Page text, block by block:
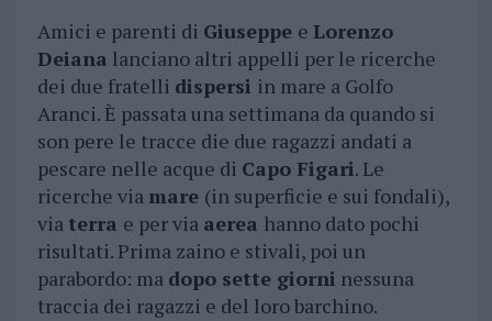
Amici e parenti di Giuseppe e Lorenzo
Deiana lanciano altri appelli per le ricerche
dei due fratelli dispersi in mare a Golfo
Aranci. È passata una settimana da quando si
son pere le tracce die due ragazzi andati a
pescare nelle acque di Capo Figari. Le
ricerche via mare (in superficie e sui fondali),
via terra e per via aerea hanno dato pochi
risultati. Prima zaino e stivali, poi un
parabordo: ma dopo sette giorni nessuna
traccia dei ragazzi e del loro barchino.